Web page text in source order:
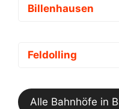
Billenhausen
Feldolling
Alle Bahnhöfe in